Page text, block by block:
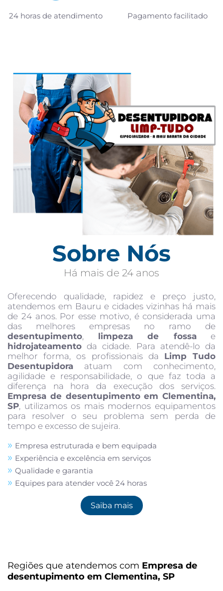
24 horas de atendimento Pagamento facilitado
Sobre Nós
Há mais de 24 anos
Oferecendo qualidade, rapidez e preço justo,
atendemos em Bauru e cidades vizinhas há mais
de 24 anos. Por esse motivo, é considerada uma
das melhores empresas no ramo de
desentupimento, limpeza de fossae
hidrojateamento da cidade. Para atendê-lo da
melhor forma, os profissionais da Limp Tudo
Desentupidora atuam com conhecimento,
agilidade e responsabilidade, o que faz toda a
diferença na hora da execução dos serviços.
Empresa de desentupimento em Clementina,
SP, utilizamos os mais modernos equipamentos
para resolver o seu problema sem perda de
tempo e excesso de sujeira.
Empresa estruturada e bem equipada
Experiência e excelência em serviços
Qualidade e garantia
Equipes para atender você 24 horas
Saiba mais
Regiões que atendemos com Empresa de
desentupimento em Clementina, SP